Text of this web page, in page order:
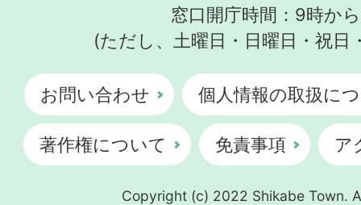
窓口開庁時間：9時か
(ただし、土曜日・日曜日・祝日
お問い合わせ 個人情報の取扱に
著作権について 免責事項 ア
Copyright (c) 2022 Shikabe Town.